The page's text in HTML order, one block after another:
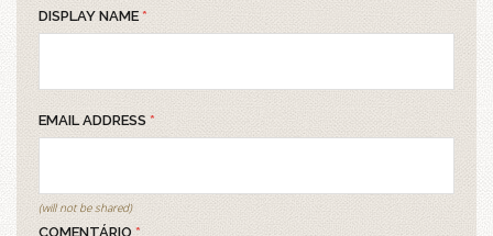
DISPLAY NAME *
EMAIL ADDRESS *
(will not be shared)
COMENTÁRIO *